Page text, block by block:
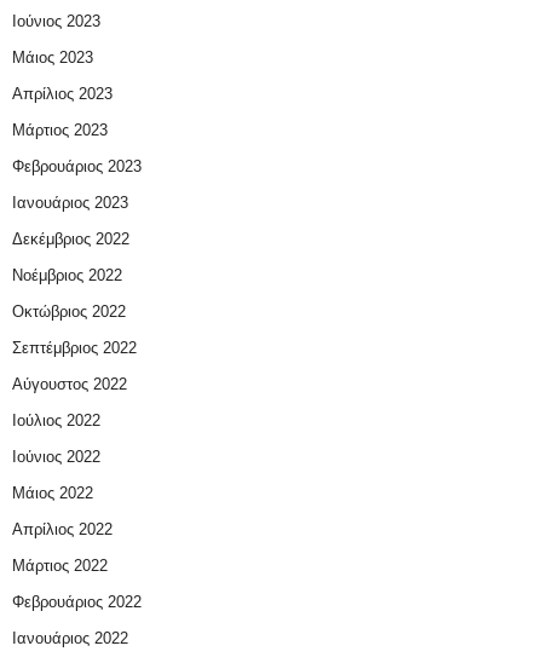
Ιούνιος 2023
Μάιος 2023
Απρίλιος 2023
Μάρτιος 2023
Φεβρουάριος 2023
Ιανουάριος 2023
Δεκέμβριος 2022
Νοέμβριος 2022
Οκτώβριος 2022
Σεπτέμβριος 2022
Αύγουστος 2022
Ιούλιος 2022
Ιούνιος 2022
Μάιος 2022
Απρίλιος 2022
Μάρτιος 2022
Φεβρουάριος 2022
Ιανουάριος 2022